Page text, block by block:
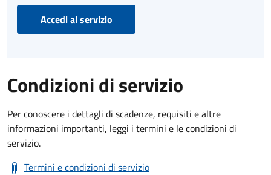
Accedi al servizio
Condizioni di servizio
Per conoscere i dettagli di scadenze, requisiti e altre
informazioni importanti, leggi i termini e le condizioni di
servizio.
Termini e condizioni di servizio